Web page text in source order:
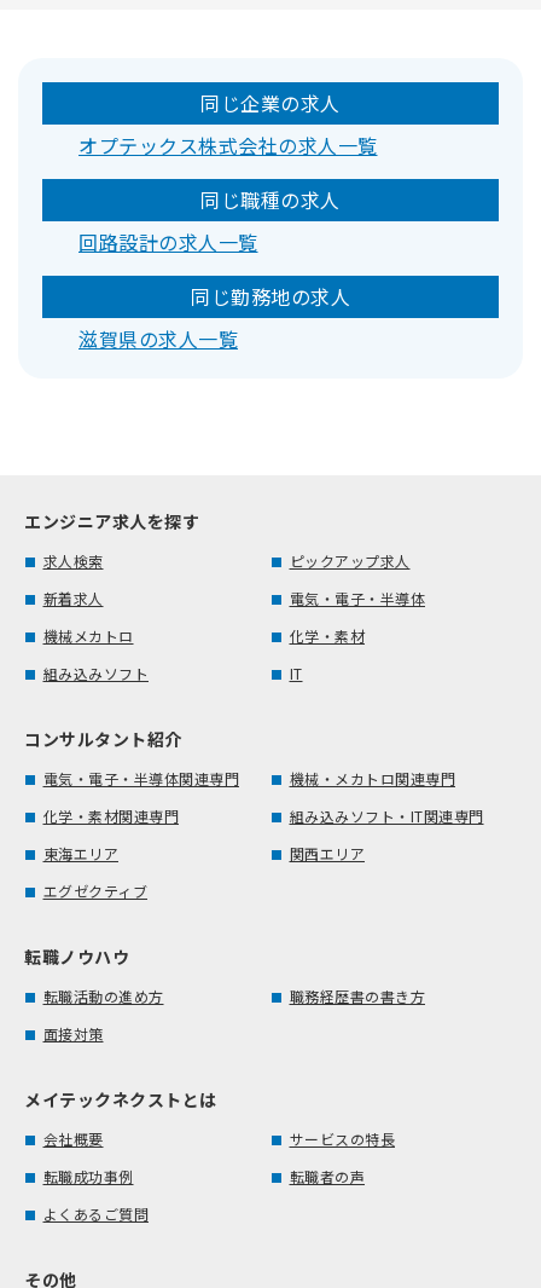
同じ企業の求人
オプテックス株式会社の求人一覧
同じ職種の求人
回路設計の求人一覧
同じ勤務地の求人
滋賀県の求人一覧
エンジニア求人を探す
求人検索
ピックアップ求人
新着求人
電気・電子・半導体
機械メカトロ
化学・素材
組み込みソフト
IT
コンサルタント紹介
電気・電子・半導体関連専門
機械・メカトロ関連専門
化学・素材関連専門
組み込みソフト・IT関連専門
東海エリア
関西エリア
エグゼクティブ
転職ノウハウ
転職活動の進め方
職務経歴書の書き方
面接対策
メイテックネクストとは
会社概要
サービスの特長
転職成功事例
転職者の声
よくあるご質問
その他